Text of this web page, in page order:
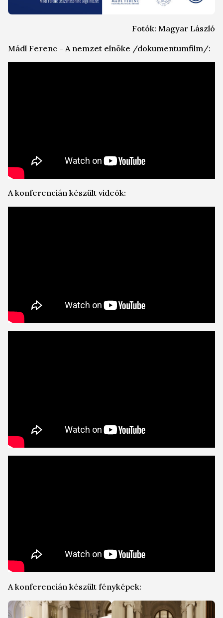
Fotók: Magyar László
Mádl Ferenc - A nemzet elnöke /dokumentumfilm/:
A konferencián készült videók:
A konferencián készült fényképek: